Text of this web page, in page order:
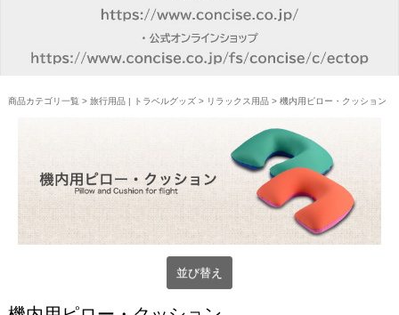
商品カテゴリ一覧 > 旅行用品 | トラベルグッズ> リラックス用品> 機内用ピロー・クッション
並び替え